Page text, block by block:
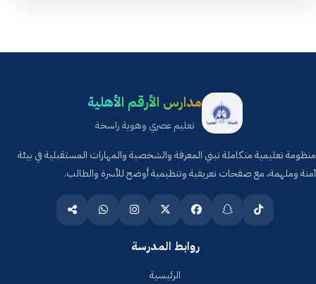
مدارس الأرقم الأهلية
تعليم عصري وهوية راسخة
منظومة تعليمية متكاملة تبني المعرفة والشخصية والمهارات المستقبلية في بيئة
آمنة وملهمة، مع صفحات تعريفية وتنظيمية أوضح للأسرة والطالب.
روابط المدرسة
الرئيسية